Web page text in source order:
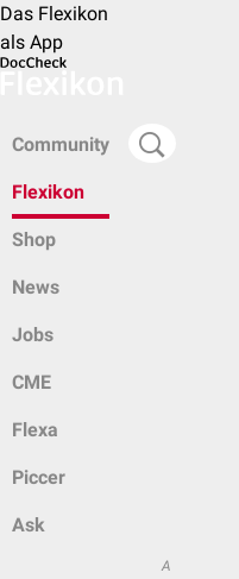
Das Flexikon
als App
Community
Flexikon
Shop
News
Jobs
CME
Flexa
Piccer
Ask
A